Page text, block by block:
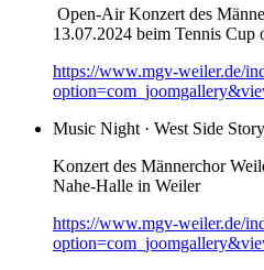
Open-Air Konzert des
13.07.2024 beim Tennis Cup
https://www.mgv-weiler.de/
Music Night · West Side
Konzert des Männerchor
Nahe-Halle in Weiler
https://www.mgv-weiler.de/